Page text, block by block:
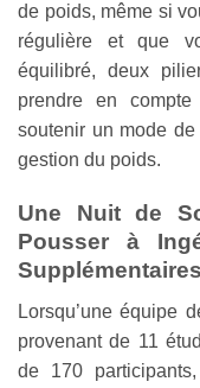
de poids, même si
régulière et que
équilibré, deux
prendre en
soutenir un mode
gestion du poids.
Une Nuit de
Pousser à
Supplémentaires
Lorsqu’une équipe
provenant de 11
de 170